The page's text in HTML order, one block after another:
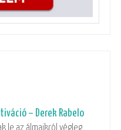
– Derek Rabelo
le az álmaikról végleg.